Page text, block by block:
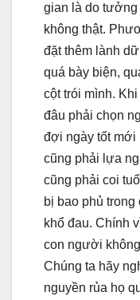
gian là do
không thật.
đặt thêm lành
quá bày biện,
cột trói mình.
đâu phải chọn
đợi ngày tốt mới
cũng phải lựa
cũng phải coi
bị bao phủ trong
khổ đau. Chính
con người
Chúng ta hãy
nguyền rủa